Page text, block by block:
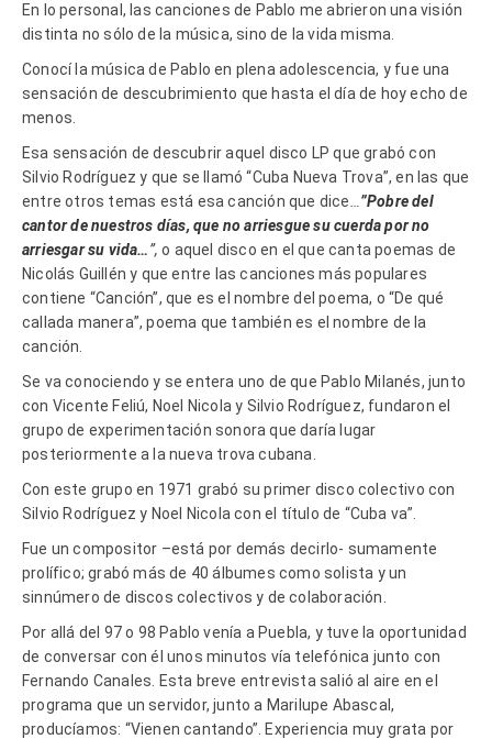
En lo personal, las canciones de Pablo me abrieron una visión
distinta no sólo de la música, sino de la vida misma.
Conocí la música de Pablo en plena adolescencia, y fue una
sensación de descubrimiento que hasta el día de hoy echo de
menos.
Esa sensación de descubrir aquel disco LP que grabó con
Silvio Rodríguez y que se llamó “Cuba Nueva Trova”, en las que
entre otros temas está esa canción que dice
”Pobre del
cantor de nuestros días, que no arriesgue su cuerda por no
arriesgar su vida…”, o aquel disco en el que canta poemas de
Nicolás Guillén y que entre las canciones más populares
contiene “Canción”, que es el nombre del poema, o “De qué
callada manera”, poema que también es el nombre de la
canción.
Se va conociendo y se entera uno de que Pablo Milanés, junto
con Vicente Feliú, Noel Nicola y Silvio Rodríguez, fundaron el
grupo de experimentación sonora que daría lugar
posteriormente a la nueva trova cubana.
Con este grupo en 1971 grabó su primer disco colectivo con
Silvio Rodríguez y Noel Nicola con el título de “Cuba va”.
Fue un compositor –está por demás decirlo- sumamente
prolífico; grabó más de 40 álbumes como solista y un
sinnúmero de discos colectivos y de colaboración.
Por allá del 97 o 98 Pablo venía a Puebla, y tuve la oportunidad
de conversar con él unos minutos vía telefónica junto con
Fernando Canales. Esta breve entrevista salió al aire en el
programa que un servidor, junto a Marilupe Abascal,
producíamos: “Vienen cantando”. Experiencia muy grata por